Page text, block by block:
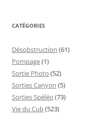
CATÉGORIES
Désobstruction (61)
Pompage(1)
Sortie Photo (52)
Sorties Canyon (5)
Sorties Spéléo (73)
Vie du Cub(523)